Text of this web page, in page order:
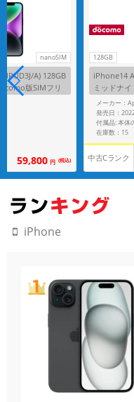
nanoSIM
A) 128GB
版SIMフリ
59,800 円 (税込)
128GB
iPhone14
ミッドナ
ー】
メーカー：
発売日：
付属品: 本体
在庫数：15
中古Cランク
iPhone